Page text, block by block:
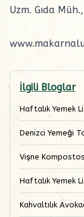
Uzm. Gıda
İlgili Bloglar
Haftalık Yemek
Denizci Yemeği
Vişne
Haftalık Yemek
Kahvaltılık